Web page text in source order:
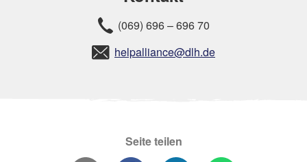
(069) 696 – 696 70
helpalliance@dlh.de
Seite teilen